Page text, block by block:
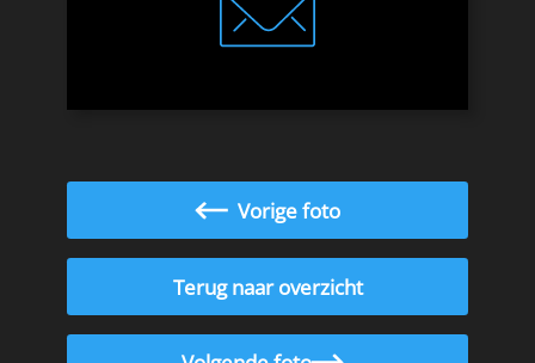
Vorige foto
Terug naar overzicht